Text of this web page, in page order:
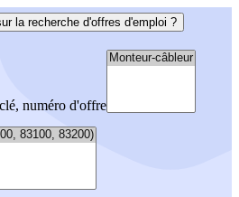
la recherche d'offres d'emploi ?
numéro d'offre